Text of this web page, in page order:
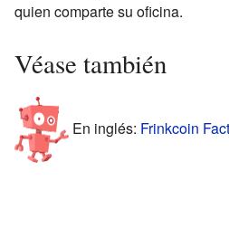
quien comparte su oficina.
Véase también
En inglés: Frinkcoin